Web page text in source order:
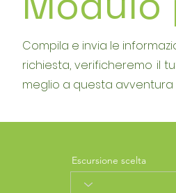
Compila e invia le
richiesta, verificheremo il
meglio a questa avventura
Escursione scelta